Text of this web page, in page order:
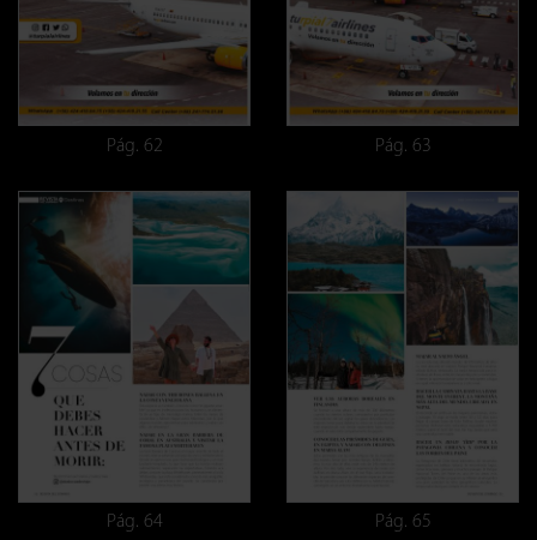
Pág. 62 Pág. 63
Pág. 64 Pág. 65